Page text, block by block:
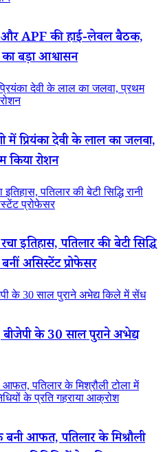
और APF की हाई-लेवल बैठक,
बड़ा आश्वासन
देवी के लाल का जलवा, प्रथम
में प्रियंका देवी के लाल का जलवा,
किया रोशन
पतिलार की बेटी सिद्धि रानी
प्रोफेसर
इतिहास, पतिलार की बेटी सिद्धि
असिस्टेंट प्रोफेसर
के 30 साल पुराने अभेद्य किले में सेंध
के 30 साल पुराने अभेद्य
पतिलार के मिश्रौली टोला में
के प्रति गहराया आक्रोश
आफत, पतिलार के मिश्रौली